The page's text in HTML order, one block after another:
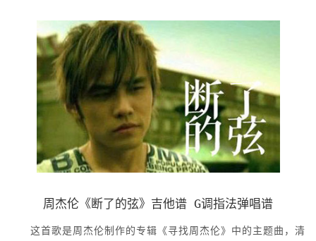
周杰伦《断了的弦》吉他谱 G调指法弹唱谱
这首歌是周杰伦制作的专辑《寻找周杰伦》中的主题曲，清